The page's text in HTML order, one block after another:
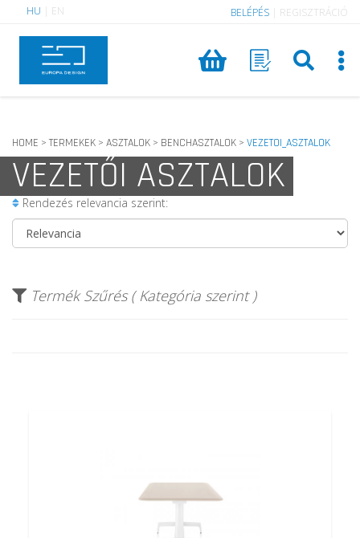
HU EN BELÉPÉS REGISZTRÁCIÓ
HOME > TERMEKEK > ASZTALOK > BENCHASZTALOK > VEZETOI_ASZTALOK
VEZETŐI ASZTALOK
Rendezés relevancia szerint:
Termék Szűrés ( Kategória szerint )